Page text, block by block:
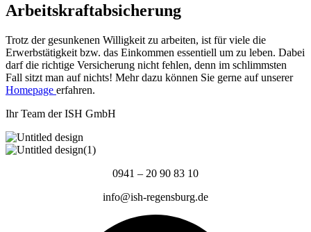
Arbeitskraftabsicherung
Trotz der gesunkenen Willigkeit zu arbeiten, ist für viele die
Erwerbstätigkeit bzw. das Einkommen essentiell um zu leben. Dabei
darf die richtige Versicherung nicht fehlen, denn im schlimmsten
Fall sitzt man auf nichts! Mehr dazu können Sie gerne auf unserer
Homepage erfahren.
Ihr Team der ISH GmbH
0941 – 20 90 83 10
info@ish-regensburg.de